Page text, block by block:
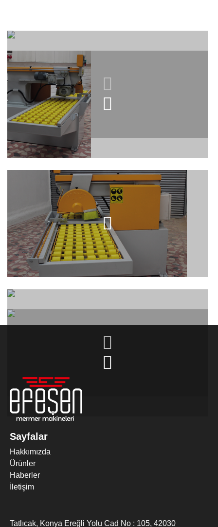
KALIBRE MAKINESI
2 KAFALI EBATLAMA MAKINESI
(Trimming)
MERMER DIK EBATLAMA MAKINESI
Sayfalar
Hakkımızda
Ürünler
Haberler
İletişim
Tatlıcak, Konya Ereğli Yolu Cad No : 105, 42030